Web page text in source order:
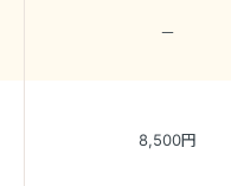
－
8,500円